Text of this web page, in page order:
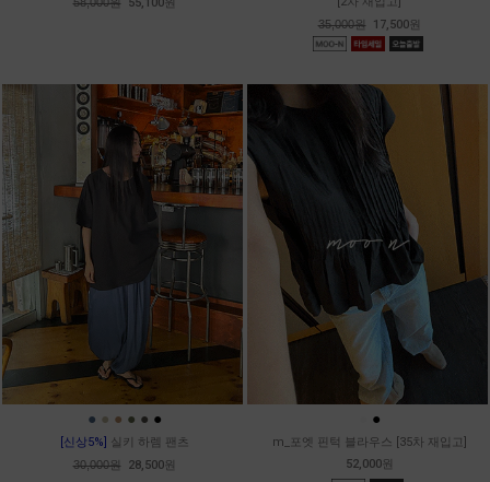
35,000원 17,500원
● ● ● ● ● ●
[신상5%] 실키 하렘 팬츠
30,000원 28,500원
●
m_포엣 핀턱 블라우스 [35차 재입고]
52,000원